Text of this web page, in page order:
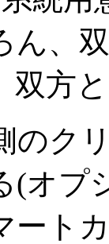
ん、
双方
ク
(オプ
ート